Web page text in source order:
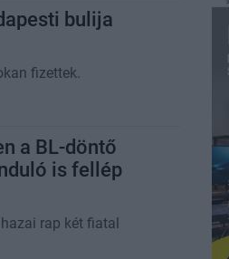
bulija
fizettek.
a BL-döntő
is fellép
rap két fiatal